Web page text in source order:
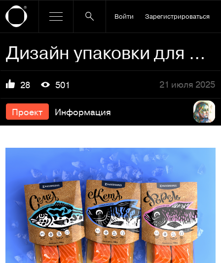
Войти Зарегистрироваться
Дизайн упаковки для охлажденной рыбы «Океаника»
28 501 21 июля 2025
Проект Информация